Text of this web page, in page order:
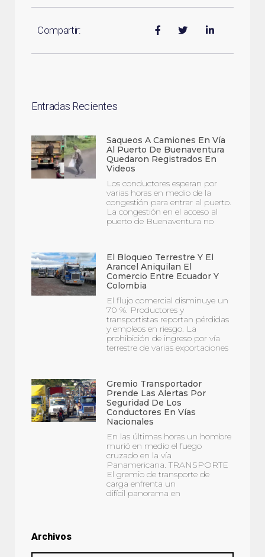
Compartir:
Entradas Recientes
Saqueos A Camiones En Vía
Al Puerto De Buenaventura
Quedaron Registrados En
Videos
Los conductores esperan por
varias horas en medio de la
congestión para entrar al puerto.
La congestión en el acceso al
puerto de Buenaventura no
El Bloqueo Terrestre Y El
Arancel Aniquilan El
Comercio Entre Ecuador Y
Colombia
El flujo comercial disminuye un
70 %. Productores y
transportistas reportan pérdidas
y empleos en riesgo. La
prohibición de ingreso por vía
terrestre de varias exportaciones
Gremio Transportador
Prende Las Alertas Por
Seguridad De Los
Conductores En Vías
Nacionales
En las últimas horas un hombre
murió en medio el fuego
cruzado en la vía
Panamericana. TRANSPORTE
El gremio de transporte de
carga enfrenta un
difícil panorama en
Archivos